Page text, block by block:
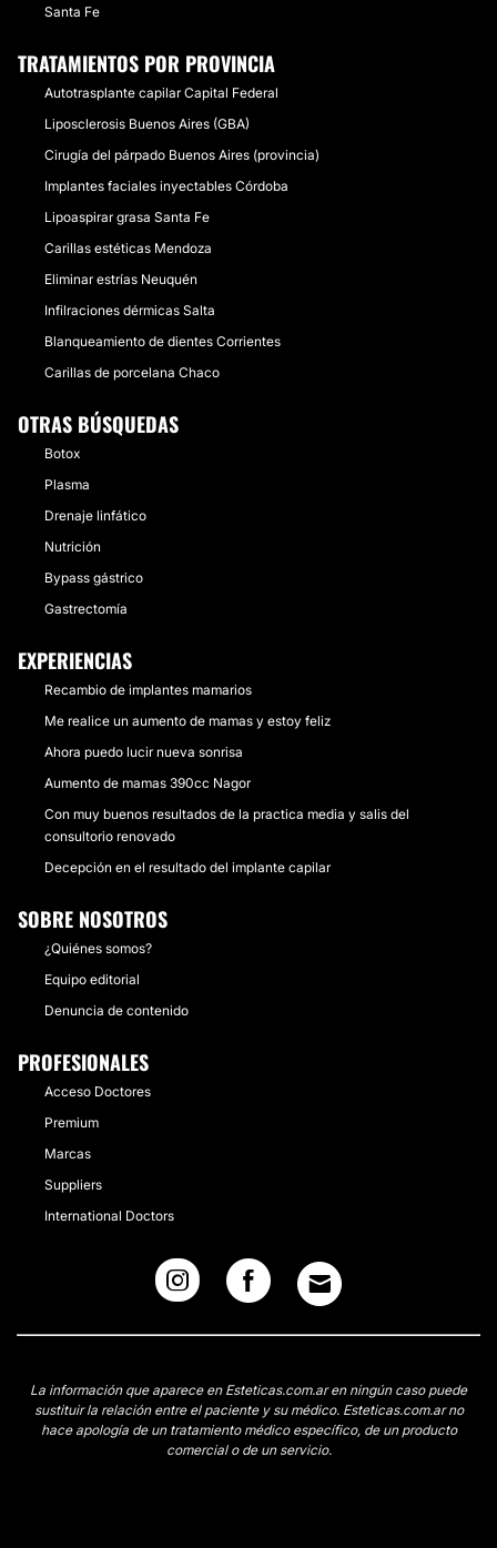
Santa Fe
TRATAMIENTOS POR PROVINCIA
Autotrasplante capilar Capital Federal
Liposclerosis Buenos Aires (GBA)
Cirugía del párpado Buenos Aires (provincia)
Implantes faciales inyectables Córdoba
Lipoaspirar grasa Santa Fe
Carillas estéticas Mendoza
Eliminar estrías Neuquén
Infilraciones dérmicas Salta
Blanqueamiento de dientes Corrientes
Carillas de porcelana Chaco
OTRAS BÚSQUEDAS
Botox
Plasma
Drenaje linfático
Nutrición
Bypass gástrico
Gastrectomía
EXPERIENCIAS
Recambio de implantes mamarios
Me realice un aumento de mamas y estoy feliz
Ahora puedo lucir nueva sonrisa
Aumento de mamas 390cc Nagor
Con muy buenos resultados de la practica media y salis del
consultorio renovado
Decepción en el resultado del implante capilar
SOBRE NOSOTROS
¿Quiénes somos?
Equipo editorial
Denuncia de contenido
PROFESIONALES
Acceso Doctores
Premium
Marcas
Suppliers
International Doctors
La información que aparece en Esteticas.com.ar en ningún caso puede
sustituir la relación entre el paciente y su médico. Esteticas.com.ar no
hace apología de un tratamiento médico específico, de un producto
comercial o de un servicio.